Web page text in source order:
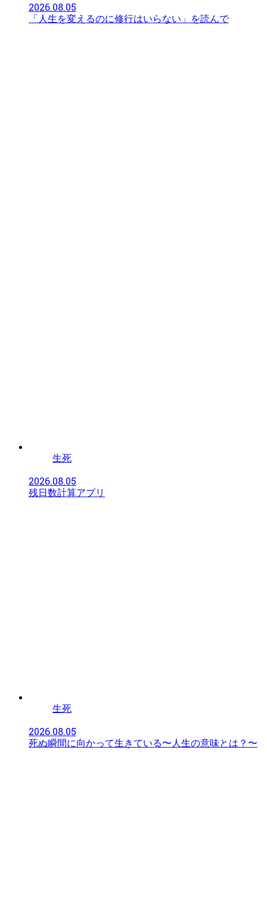
2026.08.05
「人生を変えるのに修行はいらない」を読んで
生死
2026.08.05
残日数計算アプリ
生死
2026.08.05
死ぬ瞬間に向かって生きている〜人生の意味とは？〜